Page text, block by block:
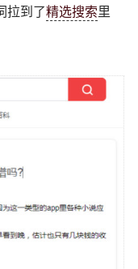
拉到了精选搜索里